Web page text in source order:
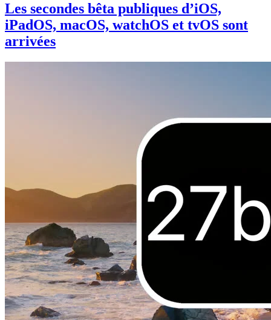
Les secondes bêta publiques d’iOS,
iPadOS, macOS, watchOS et tvOS sont
arrivées